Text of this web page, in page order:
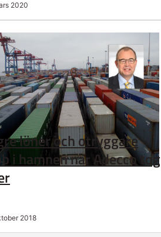
2020
löner och otryggare
i hamnen när Adecco tog
2018